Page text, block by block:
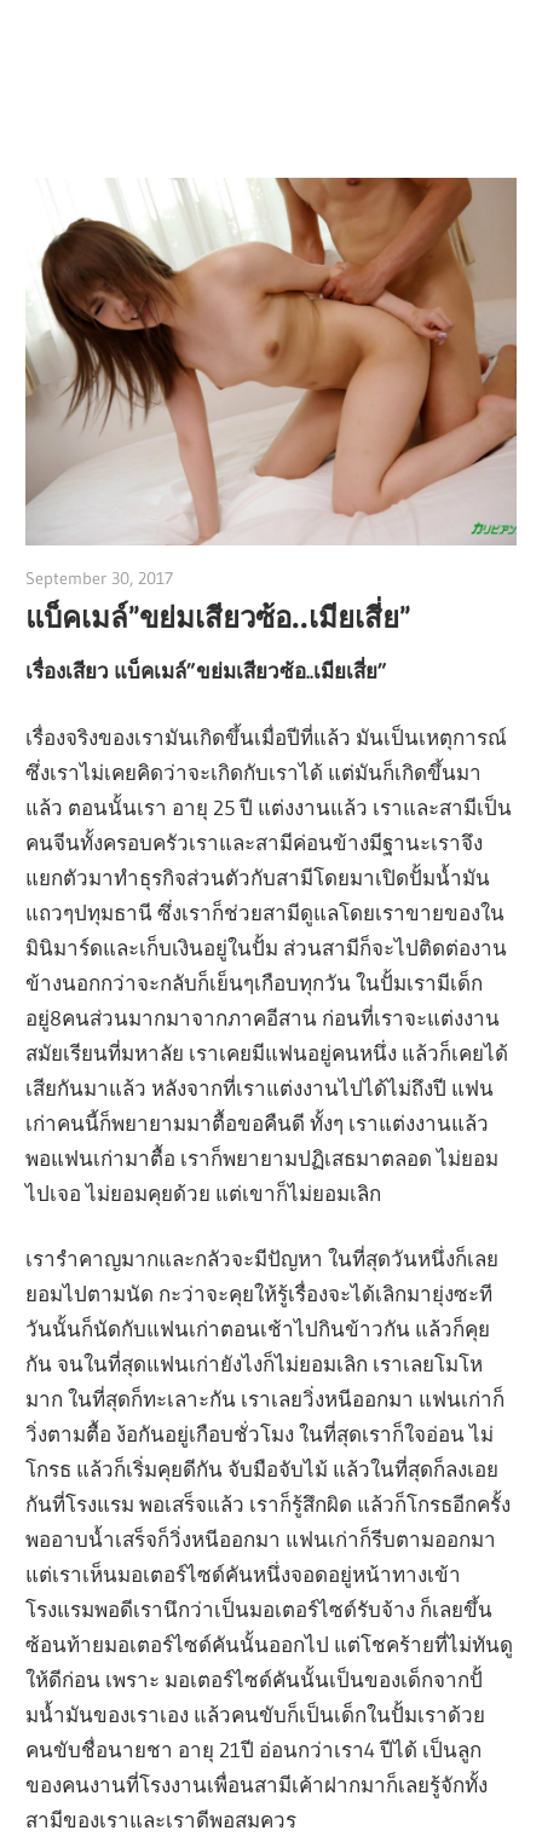
September 30, 2017
แบ็คเมล์”ขย่มเสียวซ้อ..เมียเสี่ย”
เรื่องเสียว แบ็คเมล์”ขย่มเสียวซ้อ..เมียเสี่ย”
เรื่องจริงของเรามันเกิดขึ้นเมื่อปีที่แล้ว มันเป็นเหตุการณ์
ซึ่งเราไม่เคยคิดว่าจะเกิดกับเราได้ แต่มันก็เกิดขึ้นมา
แล้ว ตอนนั้นเรา อายุ 25 ปี แต่งงานแล้ว เราและสามีเป็น
คนจีนทั้งครอบครัวเราและสามีค่อนข้างมีฐานะเราจึง
แยกตัวมาทำธุรกิจส่วนตัวกับสามีโดยมาเปิดปั้มน้ำมัน
แถวๆปทุมธานี ซึ่งเราก็ช่วยสามีดูแลโดยเราขายของใน
มินิมาร์ดและเก็บเงินอยู่ในปั้ม ส่วนสามีก็จะไปติดต่องาน
ข้างนอกกว่าจะกลับก็เย็นๆเกือบทุกวัน ในปั้มเรามีเด็ก
อยู่8คนส่วนมากมาจากภาคอีสาน ก่อนที่เราจะแต่งงาน
สมัยเรียนที่มหาลัย เราเคยมีแฟนอยู่คนหนึ่ง แล้วก็เคยได้
เสียกันมาแล้ว หลังจากที่เราแต่งงานไปได้ไม่ถึงปี แฟน
เก่าคนนี้ก็พยายามมาตื้อขอคืนดี ทั้งๆ เราแต่งงานแล้ว
พอแฟนเก่ามาตื้อ เราก็พยายามปฏิเสธมาตลอด ไม่ยอม
ไปเจอ ไม่ยอมคุยด้วย แต่เขาก็ไม่ยอมเลิก
เรารำคาญมากและกลัวจะมีปัญหา ในที่สุดวันหนึ่งก็เลย
ยอมไปตามนัด กะว่าจะคุยให้รู้เรื่องจะได้เลิกมายุ่งซะที
วันนั้นก็นัดกับแฟนเก่าตอนเช้าไปกินข้าวกัน แล้วก็คุย
กัน จนในที่สุดแฟนเก่ายังไงก็ไม่ยอมเลิก เราเลยโมโห
มาก ในที่สุดก็ทะเลาะกัน เราเลยวิ่งหนีออกมา แฟนเก่าก็
วิ่งตามตื้อ ง้อกันอยู่เกือบชั่วโมง ในที่สุดเราก็ใจอ่อน ไม่
โกรธ แล้วก็เริ่มคุยดีกัน จับมือจับไม้ แล้วในที่สุดก็ลงเอย
กันที่โรงแรม พอเสร็จแล้ว เราก็รู้สึกผิด แล้วก็โกรธอีกครั้ง
พออาบน้ำเสร็จก็วิ่งหนีออกมา แฟนเก่าก็รีบตามออกมา
แต่เราเห็นมอเตอร์ไซด์คันหนึ่งจอดอยู่หน้าทางเข้า
โรงแรมพอดีเรานึกว่าเป็นมอเตอร์ไซด์รับจ้าง ก็เลยขึ้น
ซ้อนท้ายมอเตอร์ไซด์คันนั้นออกไป แต่โชคร้ายที่ไม่ทันดู
ให้ดีก่อน เพราะ มอเตอร์ไซด์คันนั้นเป็นของเด็กจากปั้
มน้ำมันของเราเอง แล้วคนขับก็เป็นเด็กในปั้มเราด้วย
คนขับชื่อนายชา อายุ 21ปี อ่อนกว่าเรา4 ปีได้ เป็นลูก
ของคนงานที่โรงงานเพื่อนสามีเค้าฝากมาก็เลยรู้จักทั้ง
สามีของเราและเราดีพอสมควร